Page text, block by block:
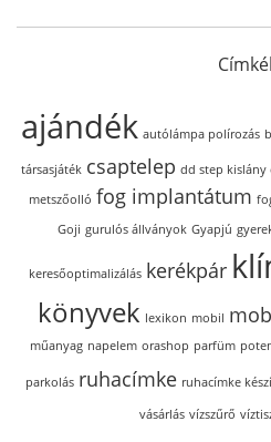
ajándék autólámpa polírozás
társasjáték csaptelep dd step kislány
metszőolló fog implantátum
Goji gurulós állványok Gyapjú
keresőoptimalizálás kerékpár
könyvek lexikon mobil
műanyag napelem orashop parfüm
parkolás ruhacímke ruhacímke
vásárlás vízszűrő